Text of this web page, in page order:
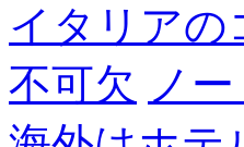
イタリアの
不可欠 ノ